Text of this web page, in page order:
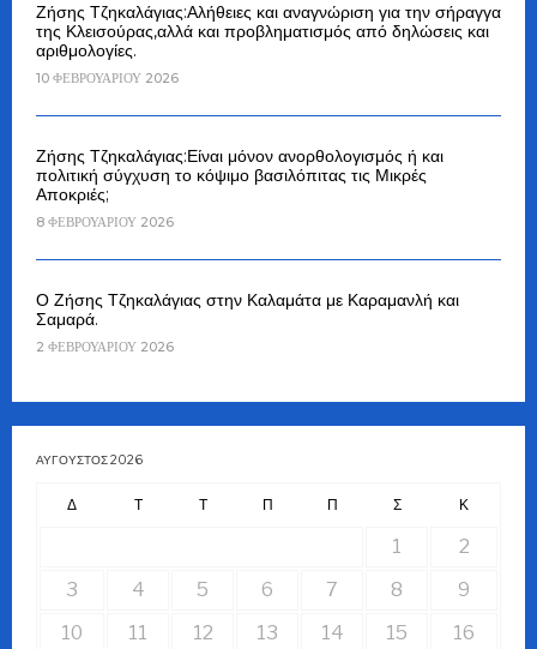
Ζήσης Τζηκαλάγιας:Αλήθειες και αναγνώριση για την σήραγγα
της Κλεισούρας,αλλά και προβληματισμός από δηλώσεις και
αριθμολογίες.
10 ΦΕΒΡΟΥΑΡΊΟΥ 2026
Ζήσης Τζηκαλάγιας:Είναι μόνον ανορθολογισμός ή και
πολιτική σύγχυση το κόψιμο βασιλόπιτας τις Μικρές
Αποκριές;
8 ΦΕΒΡΟΥΑΡΊΟΥ 2026
Ο Ζήσης Τζηκαλάγιας στην Καλαμάτα με Καραμανλή και
Σαμαρά.
2 ΦΕΒΡΟΥΑΡΊΟΥ 2026
ΑΎΓΟΥΣΤΟΣ 2026
Δ Τ Τ Π Π Σ Κ
1
2
3
4 5 6 7 8
9
10
11 12 13 14 15
16